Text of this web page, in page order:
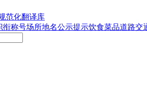
范化翻译库
衔称号场所地名公示提示饮食菜品道路交